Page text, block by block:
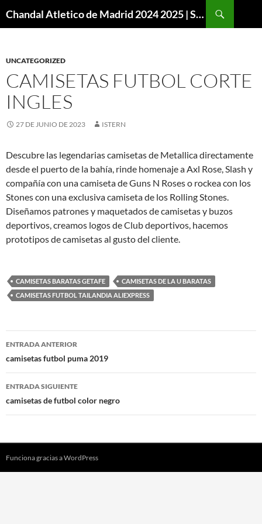
Chandal Atletico de Madrid 2024 2025 | SuperVigo
UNCATEGORIZED
CAMISETAS FUTBOL CORTE
INGLES
27 DE JUNIO DE 2023 ISTERN
Descubre las legendarias camisetas de Metallica directamente
desde el puerto de la bahía, rinde homenaje a Axl Rose, Slash y
compañía con una camiseta de Guns N Roses o rockea con los
Stones con una exclusiva camiseta de los Rolling Stones.
Diseñamos patrones y maquetados de camisetas y buzos
deportivos, creamos logos de Club deportivos, hacemos
prototipos de camisetas al gusto del cliente.
CAMISETAS BARATAS GETAFE
CAMISETAS DE LA U BARATAS
CAMISETAS FUTBOL TAILANDIA ALIEXPRESS
Navegación
de
entradas
ENTRADA ANTERIOR
camisetas futbol puma 2019
ENTRADA SIGUIENTE
camisetas de futbol color negro
Funciona gracias a WordPress